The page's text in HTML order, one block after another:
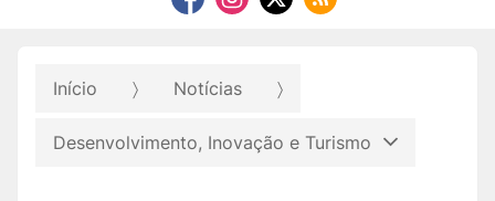
Início Notícias
Desenvolvimento, Inovação e Turismo